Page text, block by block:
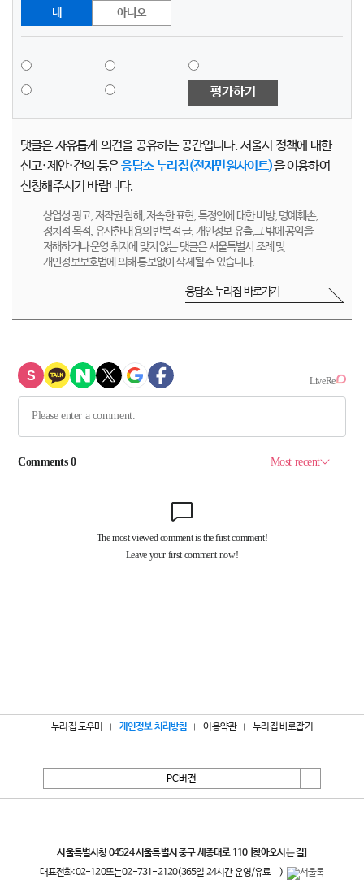
네 아니오
평가하기
댓글은 자유롭게 의견을 공유하는 공간입니다. 서울시 정책에 대한
신고·제안·건의 등은응답소 누리집(전자민원사이트)을 이용하여
신청해주시기 바랍니다.
상업성 광고, 저작권 침해, 저속한 표현, 특정인에 대한 비방, 명예훼손,
정치적 목적, 유사한 내용의 반복적 글, 개인정보 유출,그 밖에 공익을
저해하거나 운영 취지에 맞지 않는 댓글은 서울특별시 조례 및
개인정보보호법에 의해 통보없이 삭제될 수 있습니다.
응답소 누리집 바로가기
누리집 도우미 개인정보 처리방침 이용약관 누리집 바로잡기
PC버전
서울특별시청 04524 서울특별시 중구 세종대로 110 [찾아오시는 길]
대표전화:02-120또는02-731-2120(365일 24시간 운영/유료 )